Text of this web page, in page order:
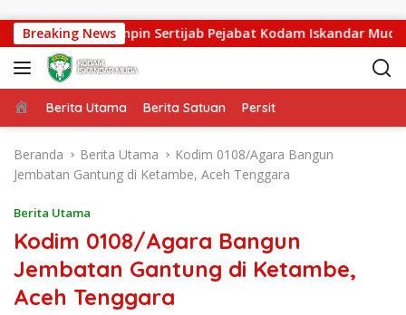
Breaking News
IM Pimpin Sertijab Pejabat Kodam Iskandar Muda
Beranda
Berita Utama Berita Satuan Persit
Beranda Berita Utama
Kodim 0108/Agara Bangun
Jembatan Gantung di Ketambe, Aceh Tenggara
Berita Utama
Kodim 0108/Agara Bangun
Jembatan Gantung di Ketambe,
Aceh Tenggara